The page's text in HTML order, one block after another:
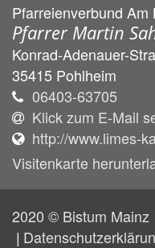
Pfarreienverbund Am
Pfarrer Martin
Konrad-Adenauer-
35415 Pohlheim
06403-63705
Klick zum E-Mail
http://www.limes-
Visitenkarte
2020 © Bistum Mainz